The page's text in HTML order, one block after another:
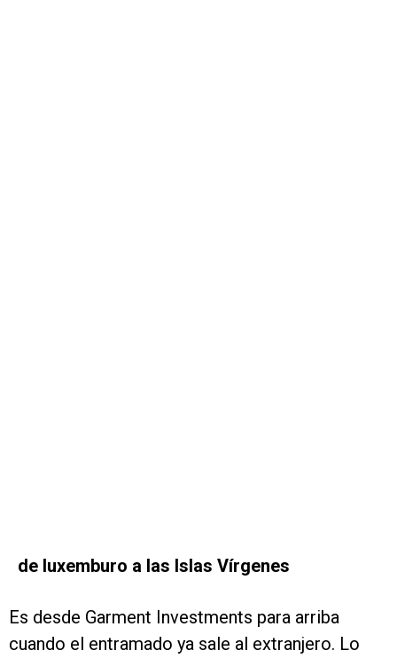
de luxemburo a las Islas Vírgenes
Es desde Garment Investments para arriba
cuando el entramado ya sale al extranjero. Lo